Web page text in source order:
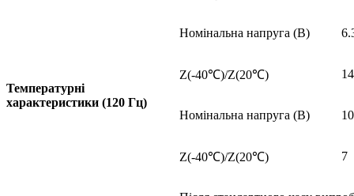
Температурні
характеристики (120 Гц)
Номінальна напруга (В)
Z(-40℃)/Z(20℃) 14
Номінальна напруга (В)
Z(-40℃)/Z(20℃) 7